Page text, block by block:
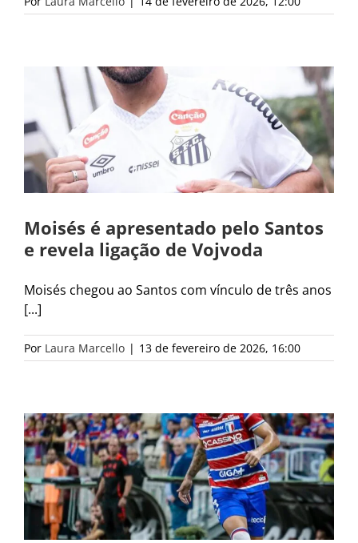
Moisés é apresentado pelo Santos
e revela ligação de Vojvoda
Moisés chegou ao Santos com vínculo de três anos
[...]
Por Laura Marcello | 13 de fevereiro de 2026, 16:00